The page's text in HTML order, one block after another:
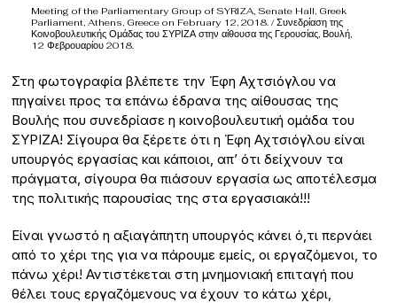
Meeting of the Parliamentary Group of SYRIZA, Senate Hall, Greek
Parliament, Athens, Greece on February 12, 2018. / Συνεδρίαση της
Κοινοβουλευτικής Ομάδας του ΣΥΡΙΖΑ στην αίθουσα της Γερουσίας, Βουλή,
12 Φεβρουαρίου 2018.
Στη φωτογραφία βλέπετε την Έφη Αχτσιόγλου να
πηγαίνει προς τα επάνω έδρανα της αίθουσας της
Βουλής που συνεδρίασε η κοινοβουλευτική ομάδα του
ΣΥΡΙΖΑ! Σίγουρα θα ξέρετε ότι η Έφη Αχτσιόγλου είναι
υπουργός εργασίας και κάποιοι, απ’ ότι δείχνουν τα
πράγματα, σίγουρα θα πιάσουν εργασία ως αποτέλεσμα
της πολιτικής παρουσίας της στα εργασιακά!!!
Είναι γνωστό η αξιαγάπητη υπουργός κάνει ό,τι περνάει
από το χέρι της για να πάρουμε εμείς, οι εργαζόμενοι, το
πάνω χέρι! Αντιστέκεται στη μνημονιακή επιταγή που
θέλει τους εργαζόμενους να έχουν το κάτω χέρι,